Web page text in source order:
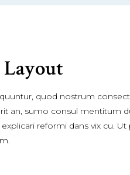
quod nostrum
an, sumo consul mentitum
reformi dans vix cu.